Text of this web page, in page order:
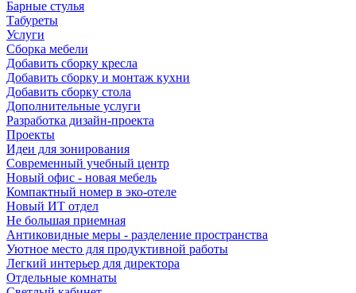
Барные стулья
Табуреты
Услуги
Сборка мебели
Добавить сборку кресла
Добавить сборку и монтаж кухни
Добавить сборку стола
Дополнительные услуги
Разработка дизайн-проекта
Проекты
Идеи для зонирования
Современный учебный центр
Новый офис - новая мебель
Компактный номер в эко-отеле
Новый ИТ отдел
Не большая приемная
Антиковидные меры - разделение пространства
Уютное место для продуктивной работы
Легкий интерьер для директора
Отдельные комнаты